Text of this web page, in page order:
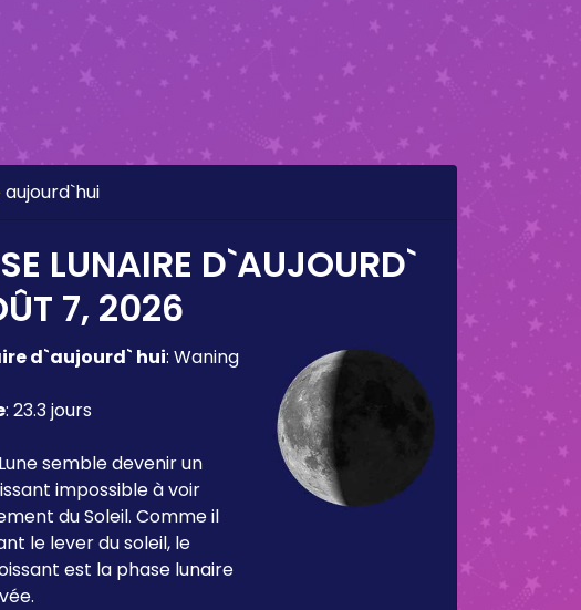
aujourd`hui
LUNAIRE D`AUJOURD`
7, 2026
d`aujourd` hui: Waning
: 23.3 jours
semble devenir un
impossible à voir
du Soleil. Comme il
le lever du soleil, le
est la phase lunaire